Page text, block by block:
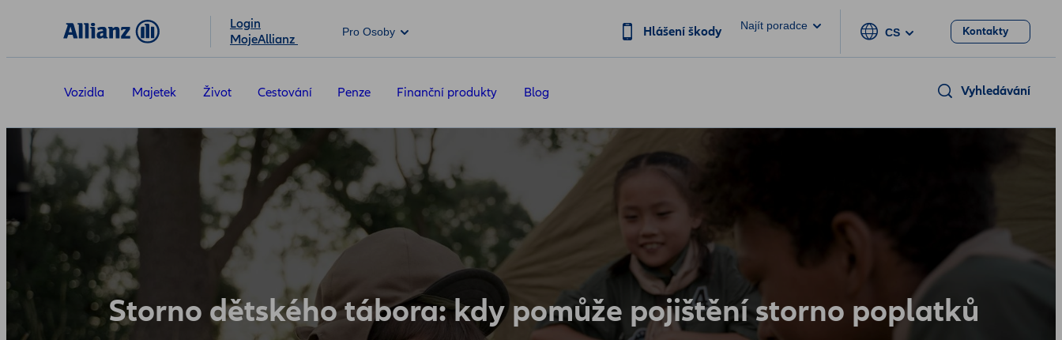
Login
MojeAllianz
Pro Osoby Hlášení škody Najít poradce
CS Kontakty
Vozidla Majetek Život Cestování Penze Finanční produkty Blog Vyhledávání
Storno dětského tábora: kdy pomůže pojištění storno poplatků